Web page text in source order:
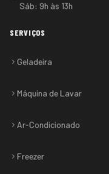
Sáb: 9h às 13h
SERVIÇOS
Geladeira
Máquina de Lavar
Ar-Condicionado
Freezer